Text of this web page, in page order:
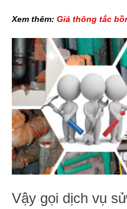
Xem thêm: Giá thông tắc
Vậy gọi dịch vụ